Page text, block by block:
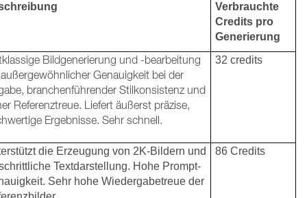
Verbrauchte
Credits pro
Generierung
Bildgenerierung und -bearbeitung
Genauigkeit bei der
branchenführender Stilkonsistenz und
Referenztreue. Liefert äußerst präzise,
Ergebnisse. Sehr schnell.
32 credits
die Erzeugung von 2K-Bildern und
Textdarstellung. Hohe Prompt-
Sehr hohe Wiedergabetreue der
86 Credits